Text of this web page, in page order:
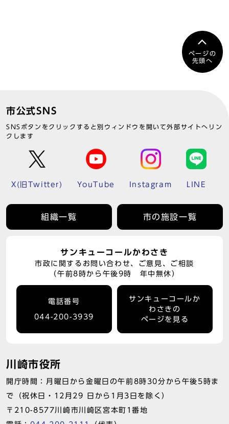
ページの
先頭へ
市公式SNS
SNSボタンをクリックすると別ウィンドウを開いて外部サイトへリン
クします
X(旧Twitter) YouTube Instagram LINE
組織一覧 市の施設一覧
サンキューコールかわさき
市政に関するお問い合わせ、ご意見、ご相談
（午前8時から午後9時 年中無休）
電話番号
044-200-3939
サンキューコールか
わさきの
ページを見る
川崎市役所
開庁時間：月曜日から金曜日の午前8時30分から午後5時ま
で（祝休日・12月29 日から1月3日を除く）
〒210-8577川崎市川崎区宮本町1番地